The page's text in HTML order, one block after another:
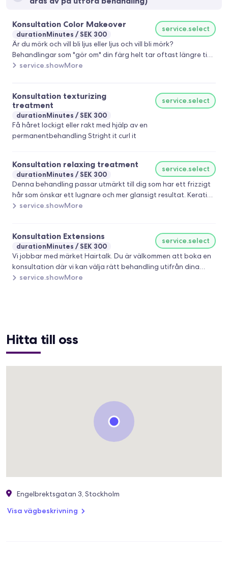
Konsultation Color Makeover
durationMinutes SEK 300
service.select
Är du mörk och vill bli ljus eller ljus och vill bli mörk?
Behandlingar som "gör om" din färg helt tar oftast längre tid
och kräver mer material. Därför är det viktigt att rätt
service.showMore
Konsultation texturizing
treatment
durationMinutes SEK 300
service.select
Få håret lockigt eller rakt med hjälp av en
permanentbehandling Stright it curl it
Konsultation relaxing treatment
durationMinutes SEK 300
service.select
Denna behandling passar utmärkt till dig som har ett frizzigt
hår som önskar ett lugnare och mer glansigt resultat. Keratin
gör ditt hår friskare, starkare och frizfree. Du är välkommen
service.showMore
Konsultation Extensions
durationMinutes SEK 300
service.select
Vi jobbar med märket Hairtalk. Du är välkommen att boka en
konsultation där vi kan välja rätt behandling utifrån dina
önskemål.
service.showMore
Hitta till oss
Engelbrektsgatan 3, Stockholm
Visa vägbeskrivning